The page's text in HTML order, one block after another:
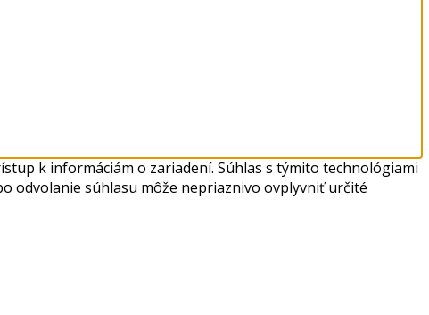
k informáciám o zariadení. Súhlas s týmito technológiami
odvolanie súhlasu môže nepriaznivo ovplyvniť určité